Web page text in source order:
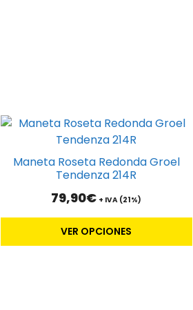
Maneta Roseta Redonda Groel
Tendenza 214R
79,90€ + IVA (21%)
VER OPCIONES
Este
tiene
opciones